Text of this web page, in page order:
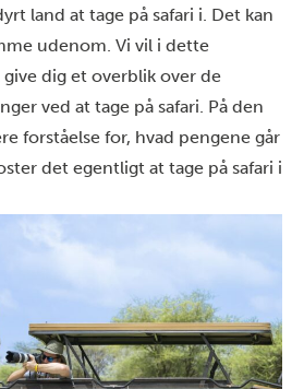
land at tage på safari i. Det kan
udenom. Vi vil i dette
dig et overblik over de
ved at tage på safari. På den
forståelse for, hvad pengene går
det egentligt at tage på safari i